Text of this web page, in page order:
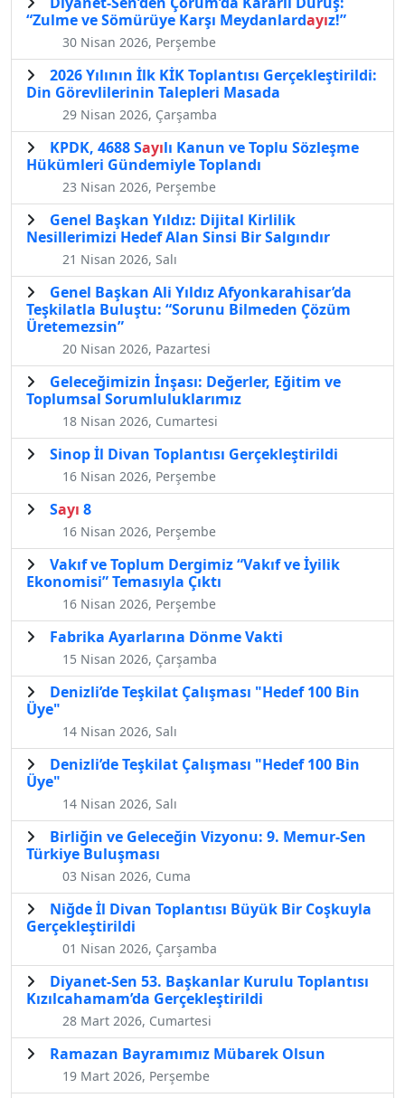
“Zulme ve Sömürüye Karşı Meydanlardayız!”
30 Nisan 2026, Perşembe
2026 Yılının İlk KİK Toplantısı Gerçekleştirildi:
Din Görevlilerinin Talepleri Masada
29 Nisan 2026, Çarşamba
KPDK, 4688 Sayılı Kanun ve Toplu Sözleşme
Hükümleri Gündemiyle Toplandı
23 Nisan 2026, Perşembe
Genel Başkan Yıldız: Dijital Kirlilik
Nesillerimizi Hedef Alan Sinsi Bir Salgındır
21 Nisan 2026, Salı
Genel Başkan Ali Yıldız Afyonkarahisar’da
Teşkilatla Buluştu: “Sorunu Bilmeden Çözüm
Üretemezsin”
20 Nisan 2026, Pazartesi
Geleceğimizin İnşası: Değerler, Eğitim ve
Toplumsal Sorumluluklarımız
18 Nisan 2026, Cumartesi
Sinop İl Divan Toplantısı Gerçekleştirildi
16 Nisan 2026, Perşembe
Sayı 8
16 Nisan 2026, Perşembe
Vakıf ve Toplum Dergimiz “Vakıf ve İyilik
Ekonomisi” Temasıyla Çıktı
16 Nisan 2026, Perşembe
Fabrika Ayarlarına Dönme Vakti
15 Nisan 2026, Çarşamba
Denizli’de Teşkilat Çalışması "Hedef 100 Bin
Üye"
14 Nisan 2026, Salı
Denizli’de Teşkilat Çalışması "Hedef 100 Bin
Üye"
14 Nisan 2026, Salı
Birliğin ve Geleceğin Vizyonu: 9. Memur-Sen
Türkiye Buluşması
03 Nisan 2026, Cuma
Niğde İl Divan Toplantısı Büyük Bir Coşkuyla
Gerçekleştirildi
01 Nisan 2026, Çarşamba
Diyanet-Sen 53. Başkanlar Kurulu Toplantısı
Kızılcahamam’da Gerçekleştirildi
28 Mart 2026, Cumartesi
Ramazan Bayramımız Mübarek Olsun
19 Mart 2026, Perşembe